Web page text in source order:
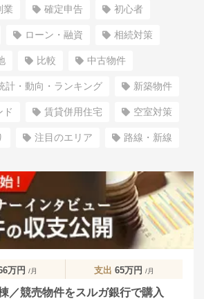
業 確定申告 初心者
ローン・融資 相続対策
比較 中古物件
計・動向・ランキング 新築物件
ド 賃貸併用住宅 空室対策
注目のエリア 路線・新線
万円 /月 支出 65万円 /月
／競売物件をスルガ銀行で購入